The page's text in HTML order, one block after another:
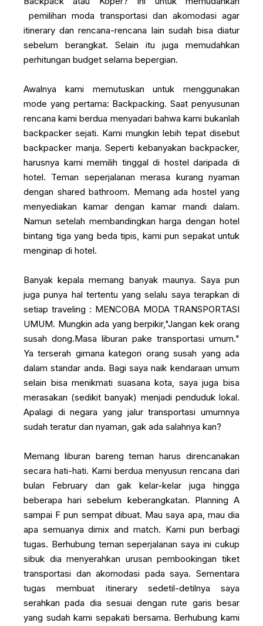
pemilihan moda transportasi dan akomodasi agar
itinerary dan rencana-rencana lain sudah bisa diatur
sebelum berangkat. Selain itu juga memudahkan
perhitungan budget selama bepergian.
Awalnya kami memutuskan untuk menggunakan
mode yang pertama: Backpacking. Saat penyusunan
rencana kami berdua menyadari bahwa kami bukanlah
backpacker sejati. Kami mungkin lebih tepat disebut
backpacker manja. Seperti kebanyakan backpacker,
harusnya kami memilih tinggal di hostel daripada di
hotel. Teman seperjalanan merasa kurang nyaman
dengan shared bathroom. Memang ada hostel yang
menyediakan kamar dengan kamar mandi dalam.
Namun setelah membandingkan harga dengan hotel
bintang tiga yang beda tipis, kami pun sepakat untuk
menginap di hotel.
Banyak kepala memang banyak maunya. Saya pun
juga punya hal tertentu yang selalu saya terapkan di
setiap traveling : MENCOBA MODA TRANSPORTASI
UMUM. Mungkin ada yang berpikir,"Jangan kek orang
susah dong.Masa liburan pake transportasi umum."
Ya terserah gimana kategori orang susah yang ada
dalam standar anda. Bagi saya naik kendaraan umum
selain bisa menikmati suasana kota, saya juga bisa
merasakan (sedikit banyak) menjadi penduduk lokal.
Apalagi di negara yang jalur transportasi umumnya
sudah teratur dan nyaman, gak ada salahnya kan?
Memang liburan bareng teman harus direncanakan
secara hati-hati. Kami berdua menyusun rencana dari
bulan February dan gak kelar-kelar juga hingga
beberapa hari sebelum keberangkatan. Planning A
sampai F pun sempat dibuat. Mau saya apa, mau dia
apa semuanya dimix and match. Kami pun berbagi
tugas. Berhubung teman seperjalanan saya ini cukup
sibuk dia menyerahkan urusan pembookingan tiket
transportasi dan akomodasi pada saya. Sementara
tugas membuat itinerary sedetil-detilnya saya
serahkan pada dia sesuai dengan rute garis besar
yang sudah kami sepakati bersama. Berhubung kami